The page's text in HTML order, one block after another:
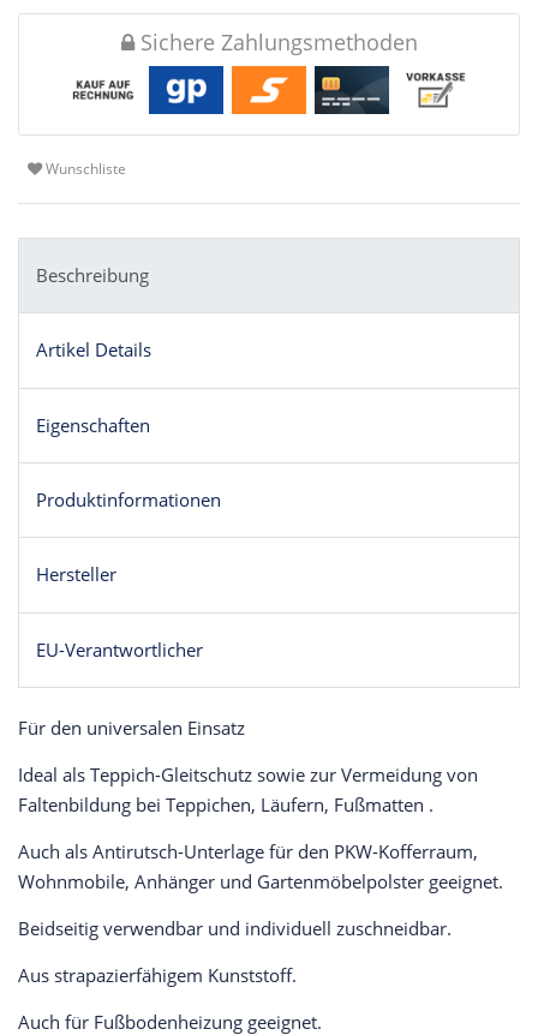
Sichere Zahlungsmethoden
Wunschliste
Beschreibung
Artikel Details
Eigenschaften
Produktinformationen
Hersteller
EU-Verantwortlicher
Für den universalen Einsatz
Ideal als Teppich-Gleitschutz sowie zur Vermeidung von
Faltenbildung bei Teppichen, Läufern, Fußmatten .
Auch als Antirutsch-Unterlage für den PKW-Kofferraum,
Wohnmobile, Anhänger und Gartenmöbelpolster geeignet.
Beidseitig verwendbar und individuell zuschneidbar.
Aus strapazierfähigem Kunststoff.
Auch für Fußbodenheizung geeignet.